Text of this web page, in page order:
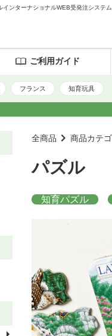
インターナショナルWEB受発注システム
ご利用ガイド
フランス 知育玩具
全商品 商品カテ
パズル
知育パズル